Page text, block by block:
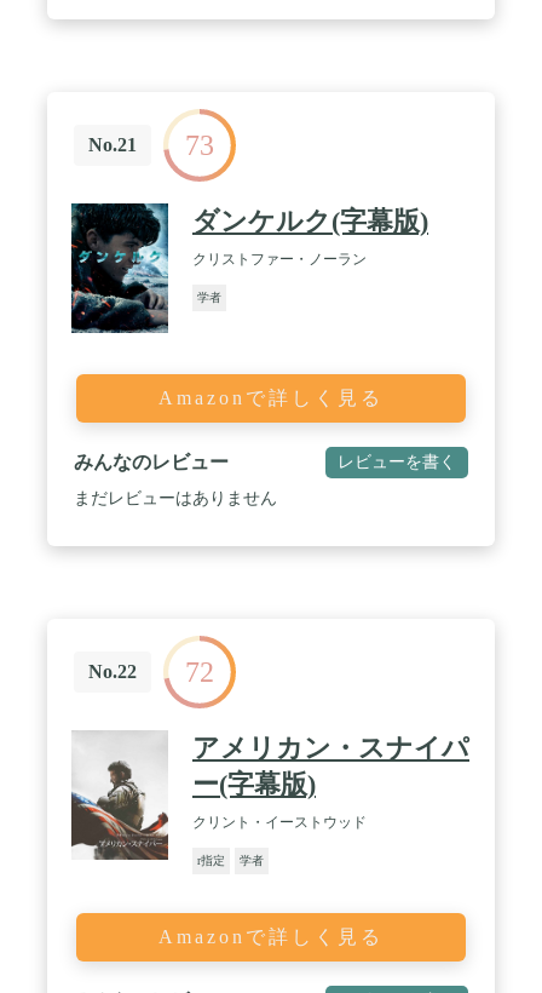
No.21 73
ダンケルク(字幕版)
クリストファー・ノーラン
学者
Amazonで詳しく見る
みんなのレビュー レビューを書く
まだレビューはありません
No.22 72
アメリカン・スナイパ
ー(字幕版)
クリント・イーストウッド
r指定 学者
Amazonで詳しく見る